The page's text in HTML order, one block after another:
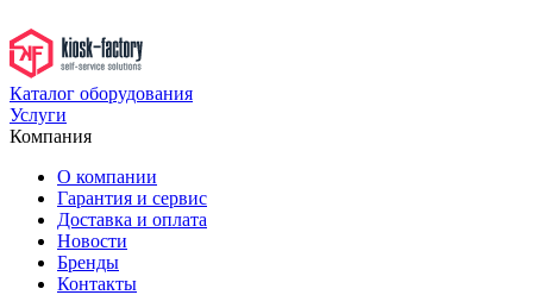
Каталог оборудования
Услуги
Компания
О компании
Гарантия и сервис
Доставка и оплата
Новости
Бренды
Контакты